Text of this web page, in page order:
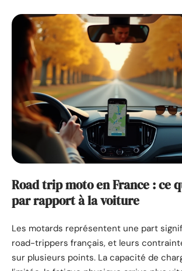
Road trip moto en France : ce
par rapport à la voiture
Les motards représentent une part
road-trippers français, et leurs
sur plusieurs points. La capacité de